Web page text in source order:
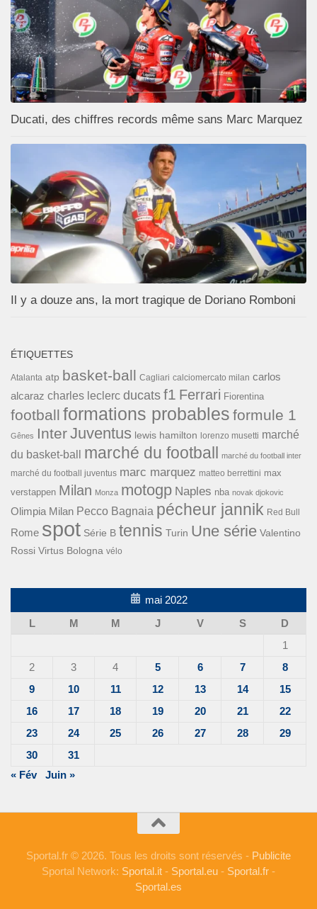
Ducati, des chiffres records même sans Marc Marquez
Il y a douze ans, la mort tragique de Doriano Romboni
ÉTIQUETTES
Atalanta atp basket-ball Cagliari calciomercato milan carlos
alcaraz charles leclerc ducats f1 Ferrari Fiorentina
football formations probables formule 1
Gênes InterJuventus lewis hamilton lorenzo musetti marché
du basket-ball
marché du football marché du football inter
marché du football juventus marc marquez matteo berrettini max
verstappen Milan Monza motogp Naples nba novak djokovic
Olimpia Milan Pecco Bagnaia pécheur jannik Red Bull
Rome spot Série B tennis Turin Une série Valentino
Rossi Virtus Bologna vélo
mai 2022
L
M M J V S
D
1
2
3 4 5 6 7
8
9
10 11 12 13 14
15
16
17 18 19 20 21
22
23
24 25 26 27 28
29
30
31
« Fév
Juin »
Sportal.fr © 2026. Tous les droits sont réservés - Publicite
Sportal Network: Sportal.it - Sportal.eu - Sportal.fr -
Sportal.es